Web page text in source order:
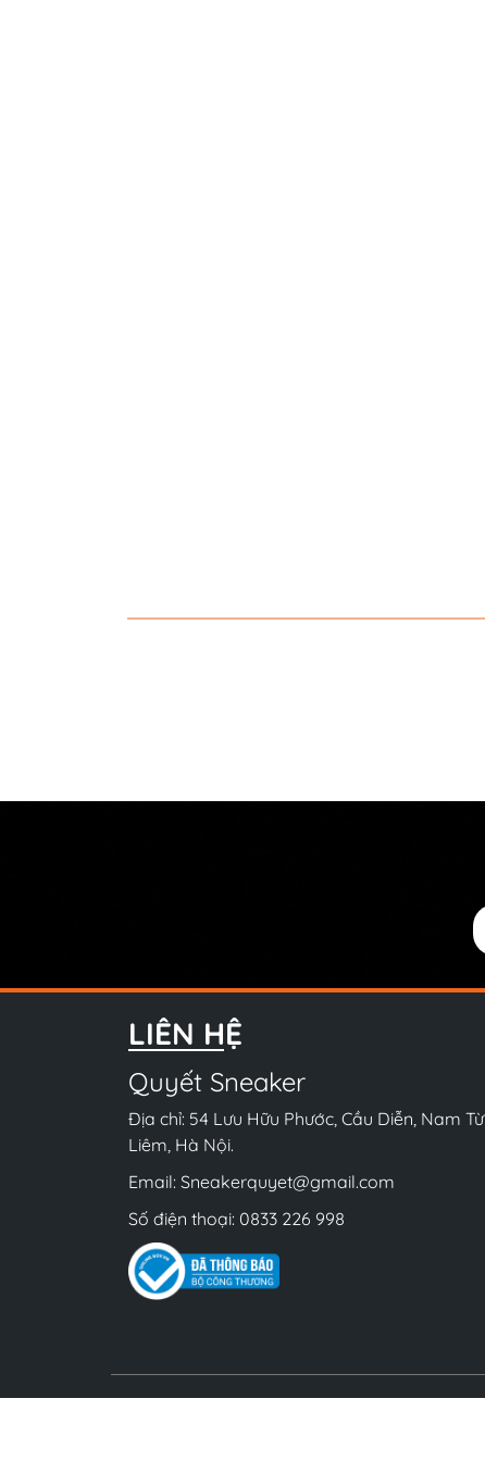
LIÊN HỆ
Quyết Sneaker
Địa chỉ: 54 Lưu Hữu Phước, Cầu Diễn, Nam Từ
Liêm, Hà Nội.
Email: Sneakerquyet@gmail.com
Số điện thoại: 0833 226 998